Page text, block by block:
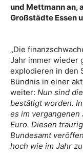
und Mettmann an,
Großstädte Essen
„Die
Jahr immer wieder
explodieren in den
Bündnis in einer
weiter: Nun sind
bestätigt worden.
es im vergangenen
Euro. Diesen
Bundesamt
hoch wie im Jahr